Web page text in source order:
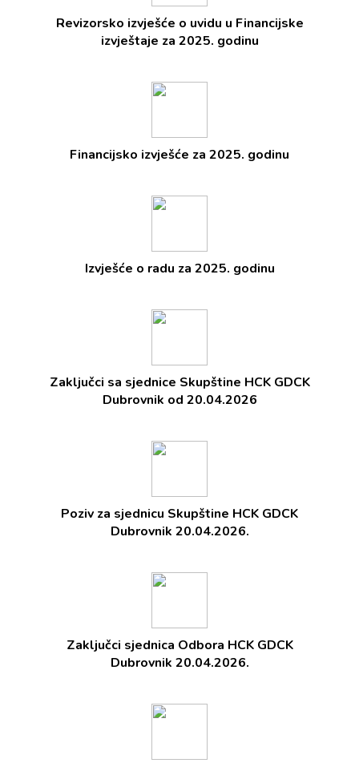
Revizorsko izvješće o uvidu u Financijske
izvještaje za 2025. godinu
Financijsko izvješće za 2025. godinu
Izvješće o radu za 2025. godinu
Zaključci sa sjednice Skupštine HCK GDCK
Dubrovnik od 20.04.2026
Poziv za sjednicu Skupštine HCK GDCK
Dubrovnik 20.04.2026.
Zaključci sjednica Odbora HCK GDCK
Dubrovnik 20.04.2026.